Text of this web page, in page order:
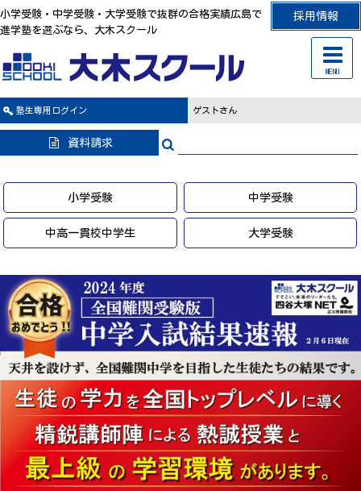
採用情報
小学受験・中学受験・大学受験で抜群の合格実績広島で
進学塾を選ぶなら、大木スクール
塾生専用 ログイン ゲストさん
資料請求
小学受験 中学受験
中高一貫校中学生 大学受験
MENU